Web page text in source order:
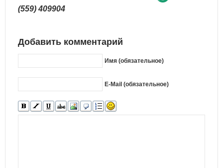
(559) 409904
Добавить комментарий
Имя (обязательное)
E-Mail (обязательное)